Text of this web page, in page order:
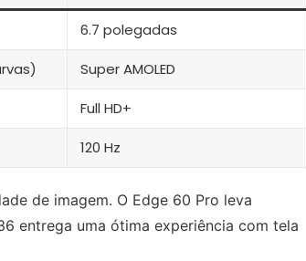
6.7 polegadas
Super AMOLED
Full HD+
120 Hz
de imagem. O Edge 60 Pro leva
entrega uma ótima experiência com tela